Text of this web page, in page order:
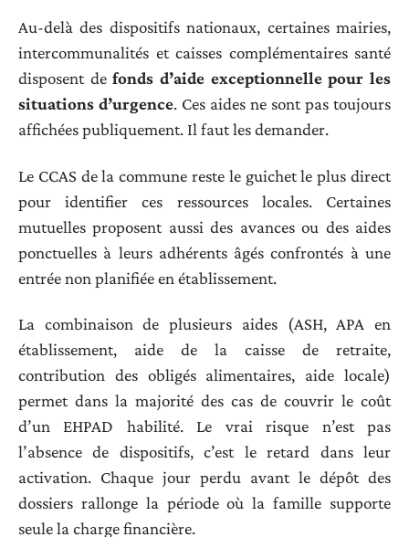
Au-delà des dispositifs nationaux, certaines mairies,
intercommunalités et caisses complémentaires santé
disposent defonds d’aide exceptionnelle pour les
situations d’urgence. Ces aides ne sont pas toujours
affichées publiquement. Il faut les demander.
Le CCAS de la commune reste le guichet le plus direct
pour identifier ces ressources locales. Certaines
mutuelles proposent aussi des avances ou des aides
ponctuelles à leurs adhérents âgés confrontés à une
entrée non planifiée en établissement.
La combinaison de plusieurs aides (ASH, APA en
établissement, aide de la caisse de retraite,
contribution des obligés alimentaires, aide locale)
permet dans la majorité des cas de couvrir le coût
d’un EHPAD habilité. Le vrai risque n’est pas
l’absence de dispositifs, c’est le retard dans leur
activation. Chaque jour perdu avant le dépôt des
dossiers rallonge la période où la famille supporte
seule la charge financière.